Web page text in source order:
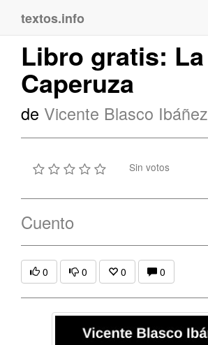
textos.info
Libro gratis: La
Caperuza
de Vicente Blasco Ibáñez
Sin votos
Cuento
0 0 0 0